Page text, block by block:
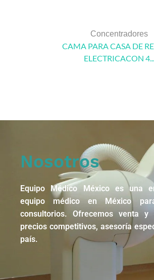
Concentradores
CAMA PARA CASA DE
ELECTRICACON 4...
Nosotros
Equipo Médico México es una
equipo médico en México
consultorios. Ofrecemos venta y
precios competitivos, asesoría
país.